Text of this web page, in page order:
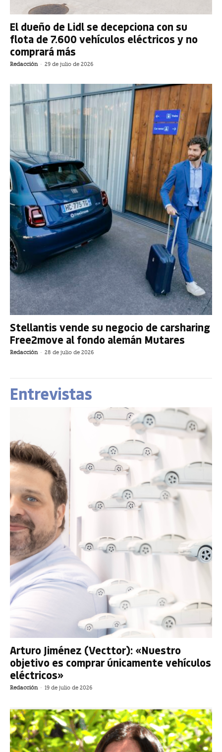
El dueño de Lidl se decepciona con su
flota de 7.600 vehículos eléctricos y no
comprará más
Redacción - 29 de julio de 2026
Stellantis vende su negocio de carsharing
Free2move al fondo alemán Mutares
Redacción - 28 de julio de 2026
Entrevistas
Arturo Jiménez (Vecttor): «Nuestro
objetivo es comprar únicamente vehículos
eléctricos»
Redacción - 19 de julio de 2026